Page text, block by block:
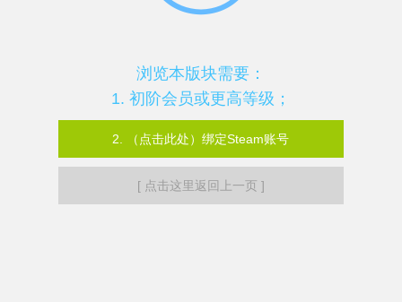
浏览本版块需要：
1. 初阶会员或更高等级；
2. （点击此处）绑定Steam账号
[ 点击这里返回上一页 ]